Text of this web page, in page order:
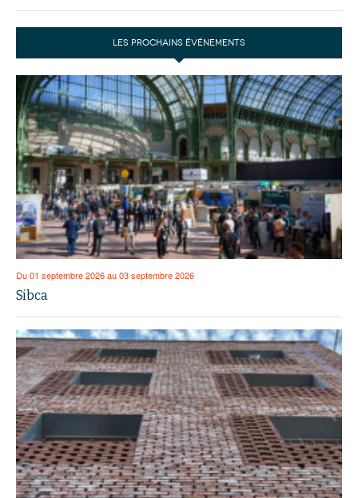
LES PROCHAINS ÉVÉNEMENTS
Du 01 septembre 2026 au 03 septembre 2026
Sibca